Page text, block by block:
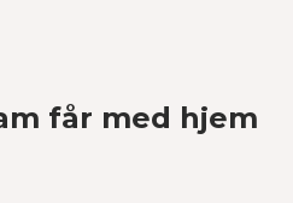
får med hjem